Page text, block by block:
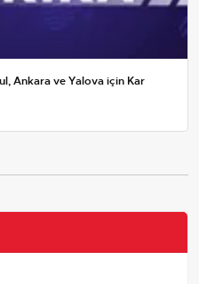
Ankara ve Yalova için Kar